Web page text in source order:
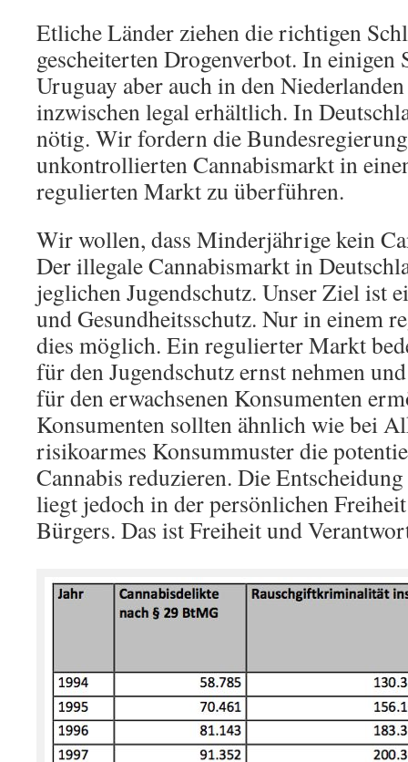
Etliche Länder ziehen die richtigen
gescheiterten Drogenverbot. In einigen
Uruguay aber auch in den
inzwischen legal erhältlich. In
nötig. Wir fordern die
unkontrollierten Cannabismarkt in
regulierten Markt zu überführen.
Wir wollen, dass Minderjährige kein
Der illegale Cannabismarkt in
jeglichen Jugendschutz. Unser Ziel ist
und Gesundheitsschutz. Nur in einem
dies möglich. Ein regulierter Markt
für den Jugendschutz ernst nehmen
für den erwachsenen Konsumenten
Konsumenten sollten ähnlich wie bei
risikoarmes Konsummuster die
Cannabis reduzieren. Die
liegt jedoch in der persönlichen
Bürgers. Das ist Freiheit und